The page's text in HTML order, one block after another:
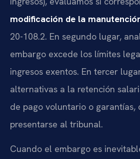
modificación de la
20-108.2. En segundo lugar,
embargo excede los límites
ingresos exentos. En tercer
alternativas a la retención
de pago voluntario o garantías,
presentarse al tribunal.
Cuando el embargo es